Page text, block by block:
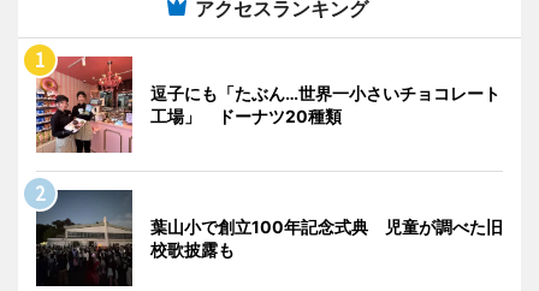
アクセスランキング
逗子にも「たぶん…世界一小さいチョコレート
工場」 ドーナツ20種類
葉山小で創立100年記念式典 児童が調べた旧
校歌披露も